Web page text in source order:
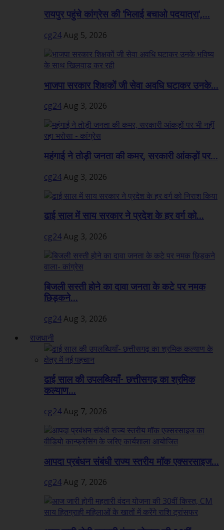
रायपुर पहुंचे कांग्रेस की 'भिलाई बचाओ पदयात्रा',...
cg24Aug 5, 2026
भाजपा सरकार शिक्षकों जी सेवा अवधि घटाकर उनके...
cg24Aug 3, 2026
महंगाई ने तोड़ी जनता की कमर, सरकारी आंकड़ों पर...
cg24Aug 3, 2026
ढाई साल में साय सरकार ने प्रदेश के हर वर्ग को...
cg24Aug 3, 2026
बिजली सस्ती होने का दावा जनता के कटे पर नमक
छिड़कने...
cg24Aug 3, 2026
राजधानी
ढाई साल की उपलब्धियाँ- छत्तीसगढ़ का श्रमिक
कल्याण...
cg24Aug 7, 2026
आपदा प्रबंधन संबंधी राज्य स्तरीय मॉक एक्सरसाइज...
cg24Aug 7, 2026